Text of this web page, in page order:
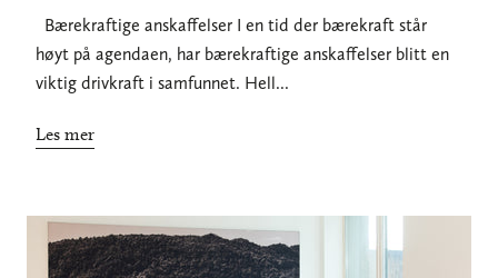
Bærekraftige anskaffelser I en tid der bærekraft står
høyt på agendaen, har bærekraftige anskaffelser blitt en
viktig drivkraft i samfunnet. Hell...
Les mer